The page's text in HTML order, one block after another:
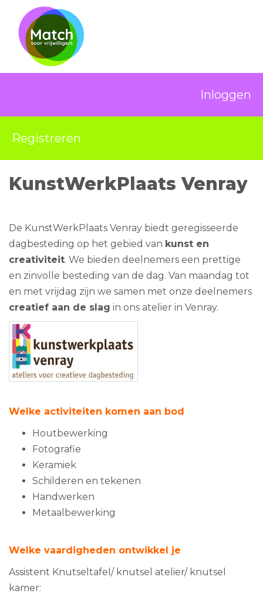
Inloggen
Registreren
KunstWerkPlaats Venray
De KunstWerkPlaats Venray biedt geregisseerde
dagbesteding op het gebied van kunst en
creativiteit. We bieden deelnemers een prettige
en zinvolle besteding van de dag. Van maandag tot
en met vrijdag zijn we samen met onze deelnemers
creatief aan de slag in ons atelier in Venray.
Welke activiteiten komen aan bod
Houtbewerking
Fotografie
Keramiek
Schilderen en tekenen
Handwerken
Metaalbewerking
Welke vaardigheden ontwikkel je
Assistent Knutseltafel/ knutsel atelier/ knutsel
kamer: